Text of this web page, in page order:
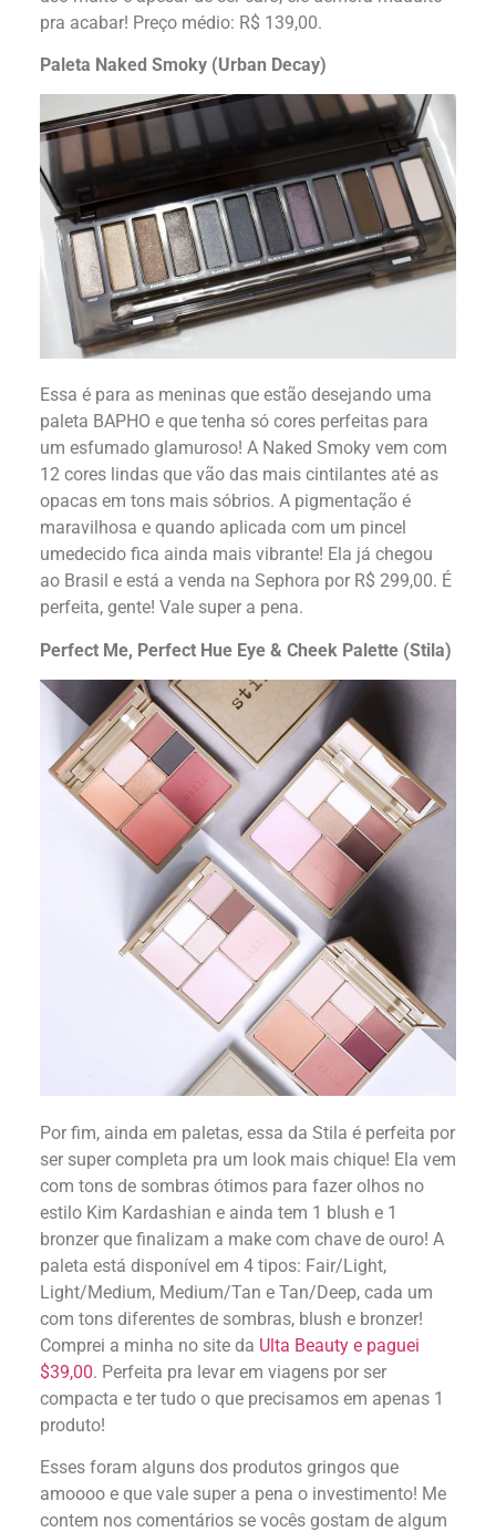
pra acabar! Preço médio: R$ 139,00.
Paleta Naked Smoky (Urban Decay)
Essa é para as meninas que estão desejando uma
paleta BAPHO e que tenha só cores perfeitas para
um esfumado glamuroso! A Naked Smoky vem com
12 cores lindas que vão das mais cintilantes até as
opacas em tons mais sóbrios. A pigmentação é
maravilhosa e quando aplicada com um pincel
umedecido fica ainda mais vibrante! Ela já chegou
ao Brasil e está a venda na Sephora por R$ 299,00. É
perfeita, gente! Vale super a pena.
Perfect Me, Perfect Hue Eye & Cheek Palette (Stila)
Por fim, ainda em paletas, essa da Stila é perfeita por
ser super completa pra um look mais chique! Ela vem
com tons de sombras ótimos para fazer olhos no
estilo Kim Kardashian e ainda tem 1 blush e 1
bronzer que finalizam a make com chave de ouro! A
paleta está disponível em 4 tipos: Fair/Light,
Light/Medium, Medium/Tan e Tan/Deep, cada um
com tons diferentes de sombras, blush e bronzer!
Comprei a minha no site da Ulta Beauty e paguei
$39,00. Perfeita pra levar em viagens por ser
compacta e ter tudo o que precisamos em apenas 1
produto!
Esses foram alguns dos produtos gringos que
amoooo e que vale super a pena o investimento! Me
contem nos comentários se vocês gostam de algum